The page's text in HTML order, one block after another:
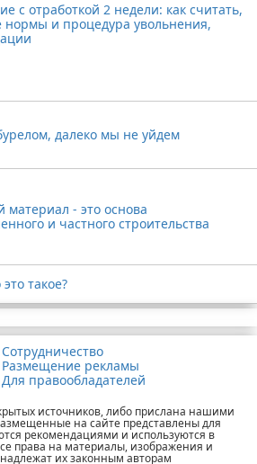
с отработкой 2 недели: как считать,
нормы и процедура увольнения,
далеко мы не уйдем
- это основа
и частного строительства
такое?
Сотрудничество
Размещение рекламы
Для правообладателей
источников, либо прислана нашими
на сайте представлены для
рекомендациями и используются в
права на материалы, изображения и
их законным авторам